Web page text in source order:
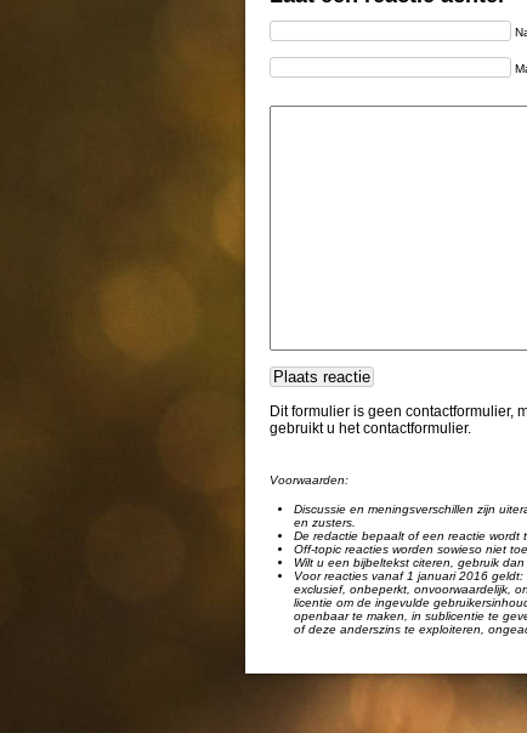
Dit formulier is geen contactformulier,
gebruikt u het contactformulier.
Voorwaarden:
Discussie en meningsverschillen zijn
en zusters.
De redactie bepaalt of een reactie wordt
Off-topic reacties worden sowieso niet
Wilt u een bijbeltekst citeren, gebruik
Voor reacties vanaf 1 januari 2016
exclusief, onbeperkt, onvoorwaardelijk,
licentie om de ingevulde
openbaar te maken, in sublicentie te
of deze anderszins te exploiteren,